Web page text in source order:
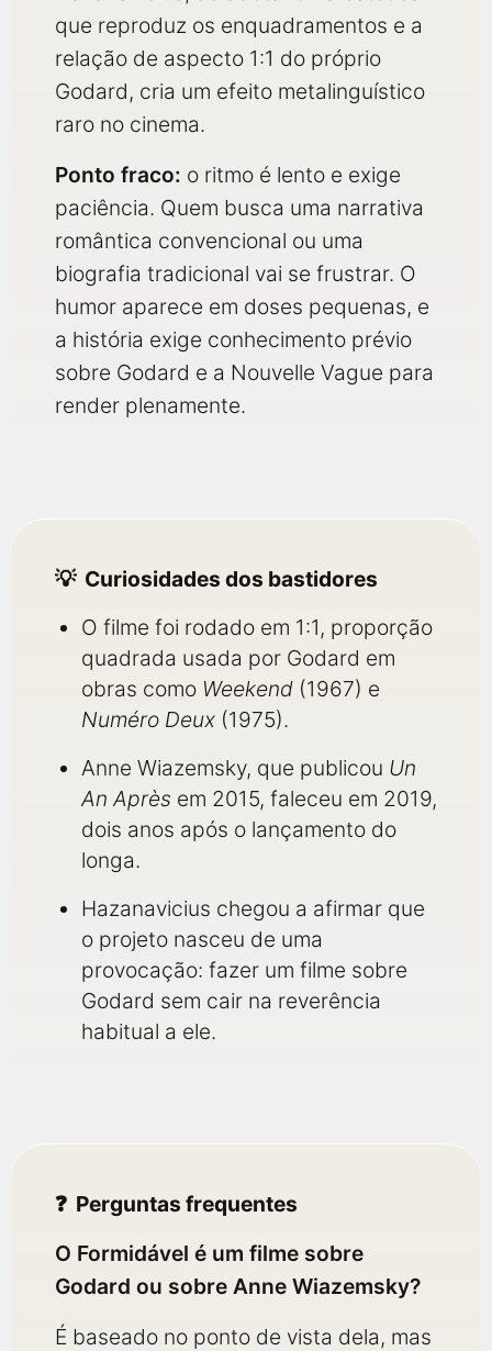
que reproduz os enquadramentos e a
relação de aspecto 1:1 do próprio
Godard, cria um efeito metalinguístico
raro no cinema.
Ponto fraco: o ritmo é lento e exige
paciência. Quem busca uma narrativa
romântica convencional ou uma
biografia tradicional vai se frustrar. O
humor aparece em doses pequenas, e
a história exige conhecimento prévio
sobre Godard e a Nouvelle Vague para
render plenamente.
Curiosidades dos bastidores
O filme foi rodado em 1:1, proporção
quadrada usada por Godard em
obras como Weekend (1967) e
Numéro Deux (1975).
Anne Wiazemsky, que publicou Un
An Après em 2015, faleceu em 2019,
dois anos após o lançamento do
longa.
Hazanavicius chegou a afirmar que
o projeto nasceu de uma
provocação: fazer um filme sobre
Godard sem cair na reverência
habitual a ele.
Perguntas frequentes
O Formidável é um filme sobre
Godard ou sobre Anne Wiazemsky?
É baseado no ponto de vista dela, mas